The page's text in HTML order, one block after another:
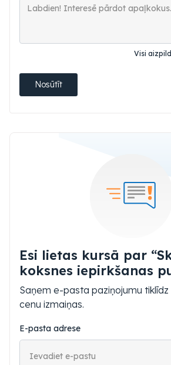
Visi
Nosūtīt
Esi lietas kursā par
koksnes iepirkšanas
Saņem e-pasta paziņojumu
cenu izmaiņas.
E-pasta adrese